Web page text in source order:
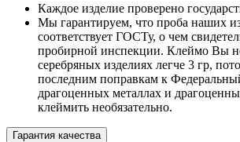
Каждое изделие проверено
Мы гарантируем, что проба наших
соответствует ГОСТу, о чем
пробирной инспекции. Клеймо Вы
серебряных изделиях легче 3 гр,
последним поправкам к
драгоценных металлах и
клеймить необязательно.
Гарантия качества